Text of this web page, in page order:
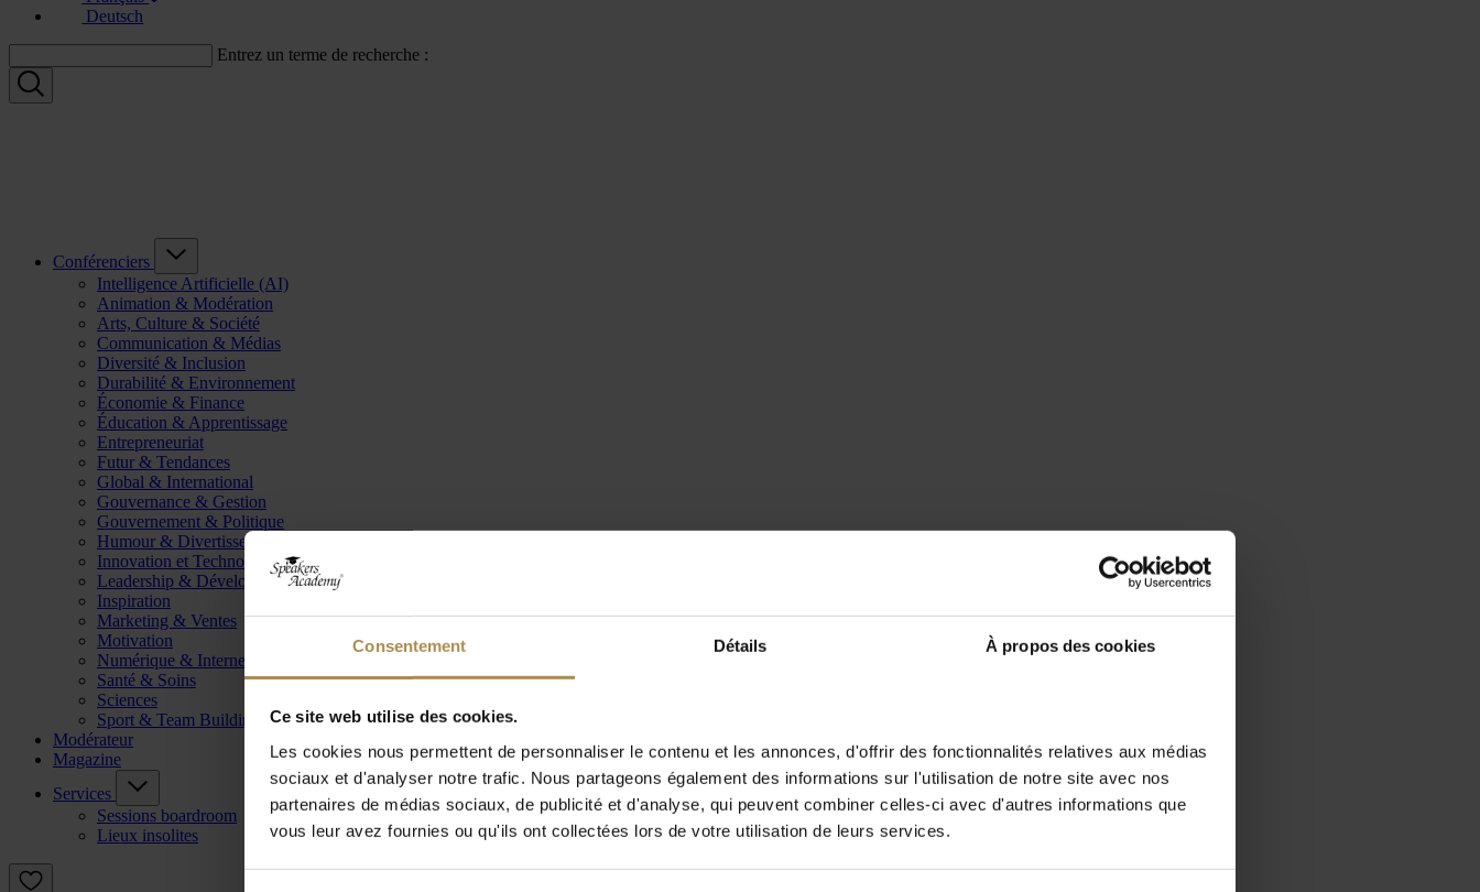
Consentement Détails À propos des cookies
Ce site web utilise des cookies.
Les cookies nous permettent de personnaliser le contenu et les annonces, d'offrir des fonctionnalités relatives aux médias
sociaux et d'analyser notre trafic. Nous partageons également des informations sur l'utilisation de notre site avec nos
partenaires de médias sociaux, de publicité et d'analyse, qui peuvent combiner celles-ci avec d'autres informations que
vous leur avez fournies ou qu'ils ont collectées lors de votre utilisation de leurs services.
Deutsch
Entrez un terme de recherche :
Conférenciers
Intelligence Artificielle (AI)
Animation & Modération
Arts, Culture & Société
Communication & Médias
Diversité & Inclusion
Durabilité & Environnement
Économie & Finance
Éducation & Apprentissage
Entrepreneuriat
Futur & Tendances
Global & International
Gouvernance & Gestion
Gouvernement & Politique
Humour & Divertissement
Innovation et Technologie
Leadership & Développement
Inspiration
Marketing & Ventes
Motivation
Numérique & Internet
Santé & Soins
Sciences
Sport & Team Building
Modérateur
Magazine
Services
Sessions boardroom
Lieux insolites